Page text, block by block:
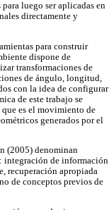
luego ser aplicadas en
directamente y
para construir
dispone de
transformaciones de
de ángulo, longitud,
con la idea de configurar
de este trabajo se
es el movimiento de
generados por el
(2005) denominan
integración de información
recuperación apropiada
de conceptos previos de